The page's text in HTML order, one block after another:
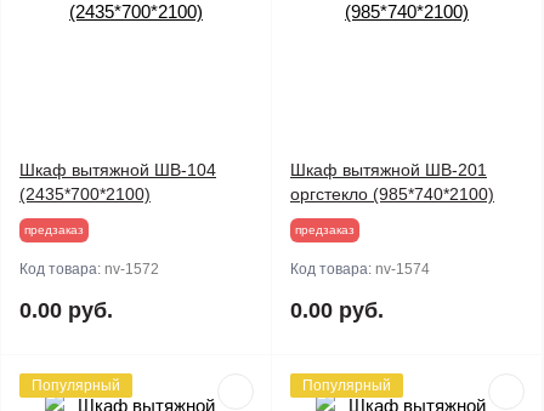
Шкаф вытяжной ШВ-104
(2435*700*2100)
предзаказ
Код товара: nv-1572
0.00 руб.
Шкаф вытяжной ШВ-201
оргстекло (985*740*2100)
предзаказ
Код товара: nv-1574
0.00 руб.
Популярный Популярный